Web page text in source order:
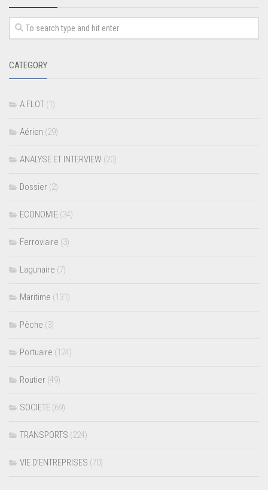
CATEGORY
A FLOT (1)
Aérien (29)
ANALYSE ET INTERVIEW (20)
Dossier (2)
ECONOMIE (34)
Ferroviaire (3)
Lagunaire (7)
Maritime (131)
Pêche (3)
Portuaire (124)
Routier (49)
SOCIETE (69)
TRANSPORTS (224)
VIE D’ENTREPRISES (70)